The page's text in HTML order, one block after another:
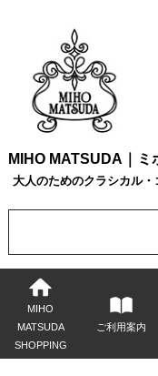
MIHO MATSUDA｜ミ
大人のためのクラシカル
MIHO
MATSUDA
SHOPPING
ご利用案内